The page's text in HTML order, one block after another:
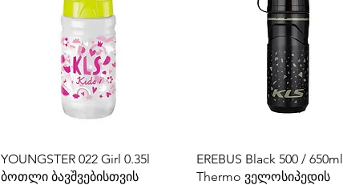
YOUNGSTER 022 Girl 0.35l
ბოთლი ბავშვებისთვის
EREBUS Black 500 / 650ml
Thermo ველოსიპედის